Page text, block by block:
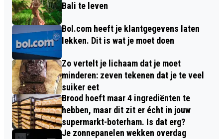
Bali te leven
Bol.com heeft je klantgegevens laten
lekken. Dit is wat je moet doen
Zo vertelt je lichaam dat je moet
minderen: zeven tekenen dat je te veel
suiker eet
Brood hoeft maar 4 ingrediënten te
hebben, maar dit zit er écht in jouw
supermarkt-boterham. Is dat erg?
Je zonnepanelen wekken overdag